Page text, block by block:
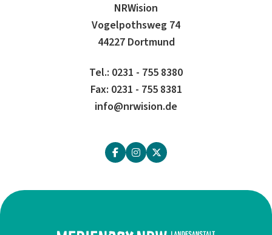
NRWision
Vogelpothsweg 74
44227 Dortmund
Tel.: 0231 - 755 8380
Fax: 0231 - 755 8381
info@nrwision.de